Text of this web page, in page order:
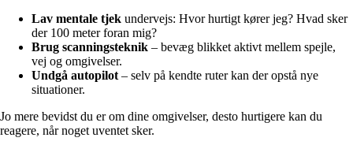
Lav mentale tjek undervejs: Hvor hurtigt kører jeg? Hvad sker
der 100 meter foran mig?
Brug scanningsteknik – bevæg blikket aktivt mellem spejle,
vej og omgivelser.
Undgå autopilot– selv på kendte ruter kan der opstå nye
situationer.
Jo mere bevidst du er om dine omgivelser, desto hurtigere kan du
reagere, når noget uventet sker.